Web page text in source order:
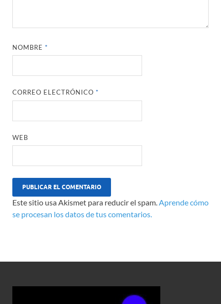
NOMBRE*
CORREO ELECTRÓNICO*
WEB
Este sitio usa Akismet para reducir el spam.Aprende cómo
se procesan los datos de tus comentarios.